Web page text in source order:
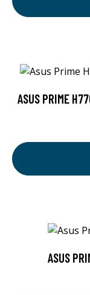
ASUS PRIME
ASUS